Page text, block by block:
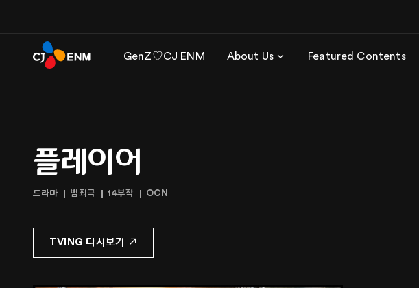
GenZ♡CJ ENM About Us Featured Contents
플레이어
드라마 범죄극 14부작 OCN
TVING 다시보기